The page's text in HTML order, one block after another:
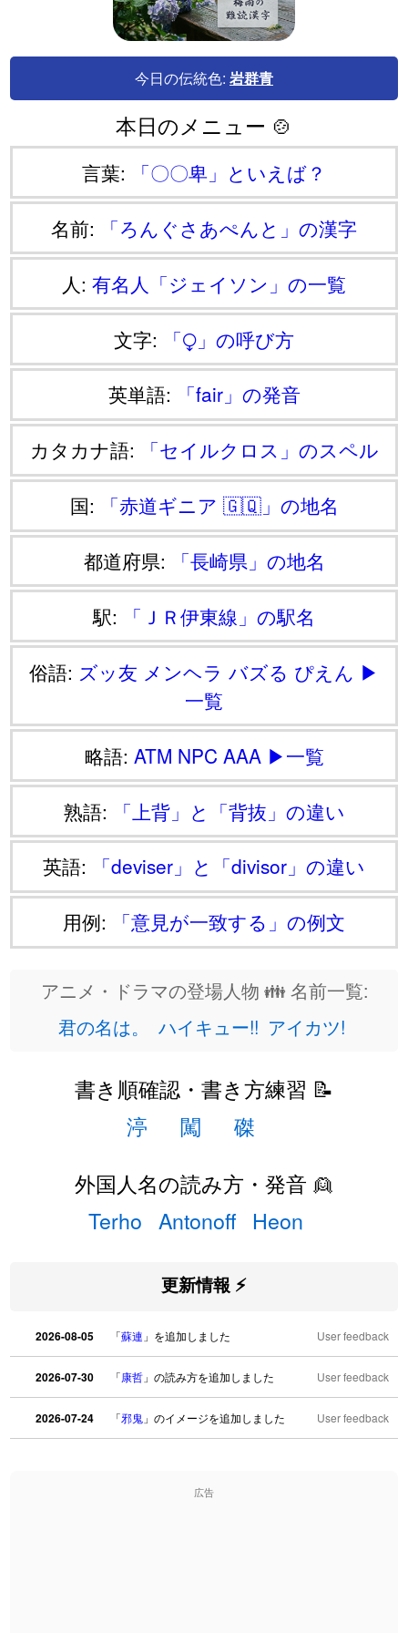
今日の伝統色: 岩群青
本日のメニュー 🍲
言葉: 「〇〇卑」といえば？
名前: 「ろんぐさあぺんと」の漢字
人: 有名人「ジェイソン」の一覧
文字: 「⧬」の呼び方
英単語: 「fair」の発音
カタカナ語: 「セイルクロス」のスペル
国: 「赤道ギニア 🇬🇶」の地名
都道府県: 「長崎県」の地名
駅: 「ＪＲ伊東線」の駅名
俗語: ズッ友 メンヘラ バズる ぴえん ▶
一覧
略語: ATM NPC AAA ▶一覧
熟語: 「上背」と「背抜」の違い
英語: 「deviser」と「divisor」の違い
用例: 「意見が一致する」の例文
アニメ・ドラマの登場人物 👪 名前一覧:
君の名は。
ハイキュー!! アイカツ!
書き順確認・書き方練習 📝
渟
闖
磔
外国人名の読み方・発音 👱
Terho Antonoff Heon
更新情報 ⚡
2026-08-05 「蘇連 」を追加しました User feedback
2026-07-30 「康哲 」の読み方を追加しました User feedback
2026-07-24 「邪鬼 」のイメージを追加しました User feedback
」のイメージを追加しました
広告